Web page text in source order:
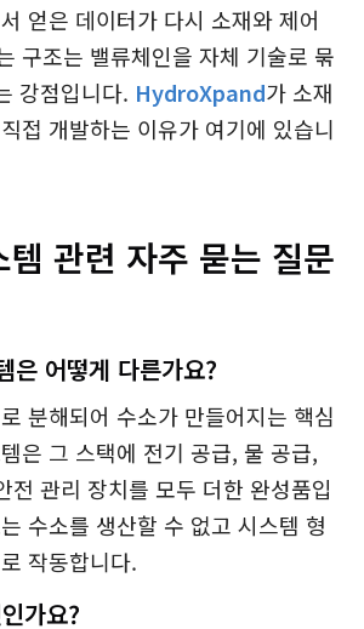
얻은 데이터가 다시 소재와 제어
구조는 밸류체인을 자체 기술로 묶
강점입니다. HydroXpand가 소재
접 개발하는 이유가 여기에 있습니
템 관련 자주 묻는 질문
은 어떻게 다른가요?
분해되어 수소가 만들어지는 핵심
은 그 스택에 전기 공급, 물 공급,
전 관리 장치를 모두 더한 완성품입
수소를 생산할 수 없고 시스템 형
작동합니다.
가요?